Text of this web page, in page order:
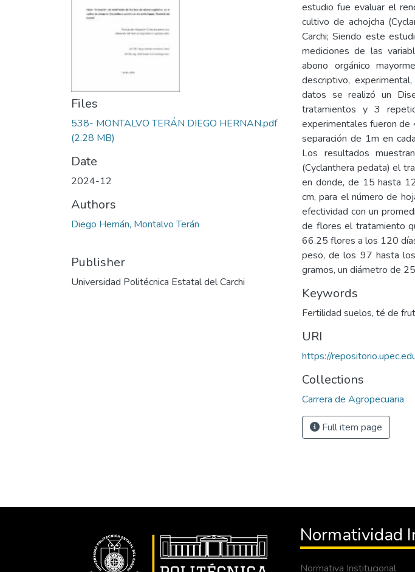
Files
538- MONTALVO TERÁN DIEGO HERNAN.pdf
(2.28 MB)
Date
2024-12
Authors
Diego Hernán, Montalvo Terán
Publisher
Universidad Politécnica Estatal del Carchi
estudio fue evaluar el
cultivo de achojcha
Carchi; Siendo este
mediciones de las
abono orgánico
descriptivo,
datos se realizó un
tratamientos y 3
experimentales fueron de
separación de 1m en
Los resultados
(Cyclanthera pedata) el
en donde, de 15 hasta
cm, para el número de
efectividad con un
de flores el tratamiento
66.25 flores a los 120
peso, de los 97 hasta
gramos, un diámetro de
Keywords
Fertilidad suelos, té de
URI
https://
Collections
Carrera de Agropecuaria
Full item page
Normatividad
Normativa Institucional